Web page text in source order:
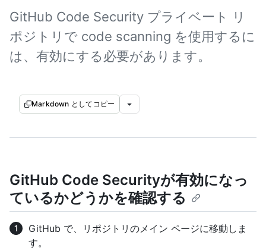
GitHub Code Security プライベート リ
ポジトリで code scanning を使用するに
は、有効にする必要があります。
Markdown としてコピー
GitHub Code Securityが有効になっ
ているかどうかを確認する
GitHub で、リポジトリのメイン ページに移動しま
す。